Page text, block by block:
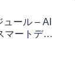
ール – AI
マートデバ